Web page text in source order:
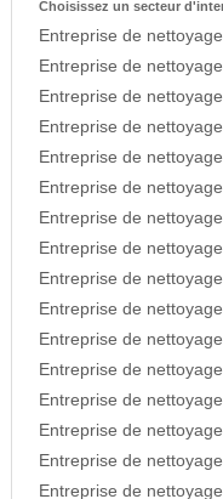
Choisissez un secteur
Entreprise de
Entreprise de
Entreprise de
Entreprise de
Entreprise de
Entreprise de
Entreprise de
Entreprise de
Entreprise de
Entreprise de
Entreprise de
Entreprise de
Entreprise de
Entreprise de
Entreprise de
Entreprise de